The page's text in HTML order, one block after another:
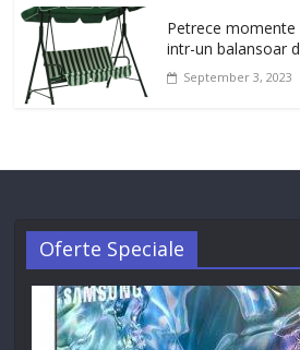
Petrece momente
intr-un balansoar
September 3, 2023
Oferte Speciale